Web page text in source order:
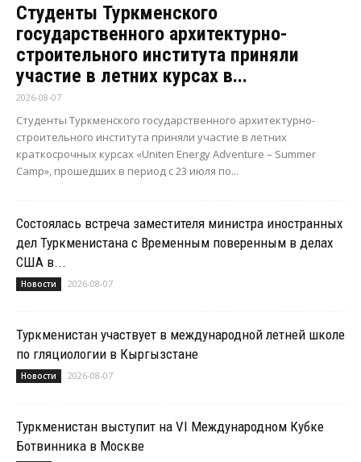
Студенты Туркменского
государственного архитектурно-
строительного института приняли
участие в летних курсах в...
2026-08-07
Студенты Туркменского государственного архитектурно-
строительного института приняли участие в летних
краткосрочных курсах «Uniten Energy Adventure – Summer
Camp», прошедших в период с 23 июля по...
Состоялась встреча заместителя министра иностранных
дел Туркменистана с Временным поверенным в делах
США в...
Новости 2026-08-07
Туркменистан участвует в международной летней школе
по гляциологии в Кыргызстане
Новости 2026-08-07
Туркменистан выступит на VI Международном Кубке
Ботвинника в Москве